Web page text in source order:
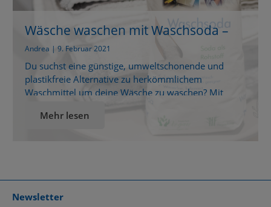
Wäsche waschen mit Waschsoda –
Sauber mit DIY-Waschmittel
Andrea | 9. Februar 2021
Du suchst eine günstige, umweltschonende und
plastikfreie Alternative zu herkömmlichem
Waschmittel um deine Wäsche zu waschen? Mit
reinigen, sondern sogar dein Waschmittel ganz
Mehr lesen
Newsletter